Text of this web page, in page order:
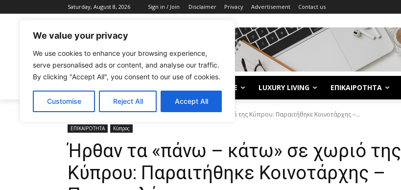
We value your privacy
We use cookies to enhance your browsing experience,
serve personalised ads or content, and analyse our traffic.
By clicking "Accept All", you consent to our use of cookies.
Customise Reject All Accept All
Saturday, August 8, 2026 Sign in / Join Disclaimer Privacy Advertisement Contact us
LIFE LUXURY LIVING ΕΠΙΚΑΙΡΟΤΗΤΑ
Home ΕΠΙΚΑΙΡΟΤΗΤΑ Ήρθαν τα «πάνω – κάτω» σε χωριό της Κύπρου: Παραιτήθηκε Κοινοτάρχης –...
ΕΠΙΚΑΙΡΟΤΗΤΑ Κύπρος
Ήρθαν τα «πάνω – κάτω» σε χωριό της
Κύπρου: Παραιτήθηκε Κοινοτάρχης –